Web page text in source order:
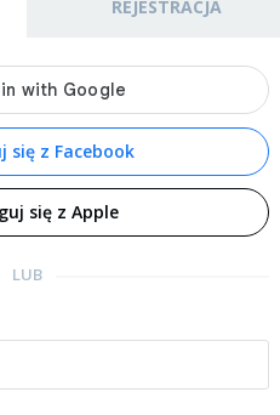
REJESTRACJA
się z Facebook
się z Apple
LUB